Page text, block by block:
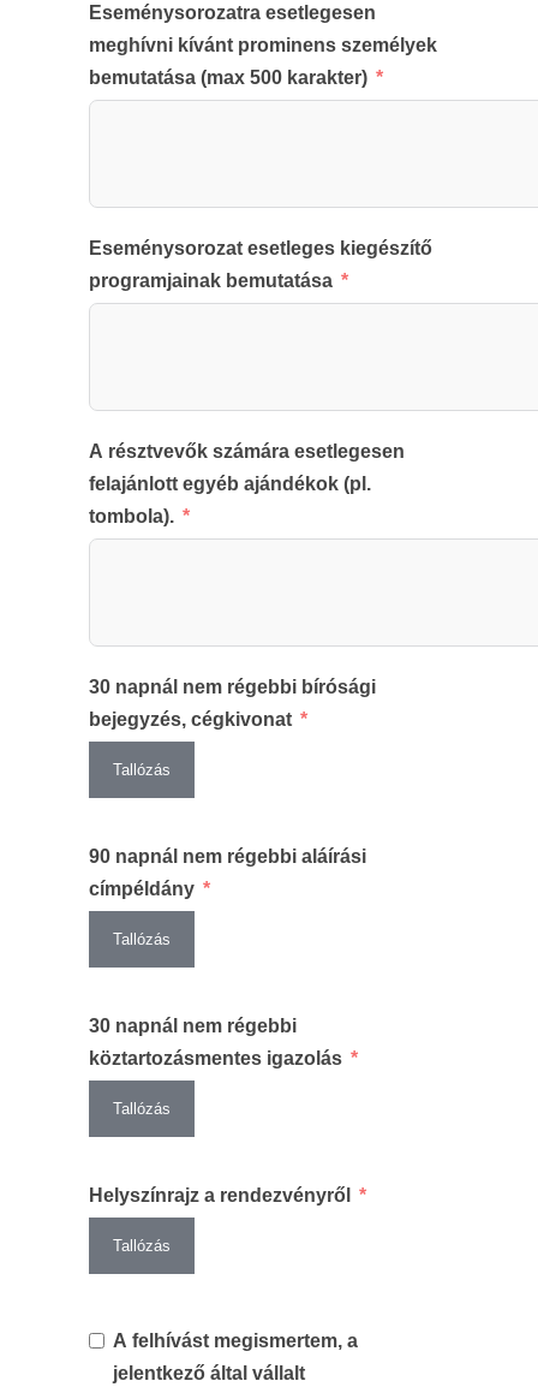
Eseménysorozatra esetlegesen
meghívni kívánt prominens személyek
bemutatása (max 500 karakter)
Eseménysorozat esetleges kiegészítő
programjainak bemutatása
A résztvevők számára esetlegesen
felajánlott egyéb ajándékok (pl.
tombola).
30 napnál nem régebbi bírósági
bejegyzés, cégkivonat
Tallózás
90 napnál nem régebbi aláírási
címpéldány
Tallózás
30 napnál nem régebbi
köztartozásmentes igazolás
Tallózás
Helyszínrajz a rendezvényről
Tallózás
A felhívást megismertem, a
jelentkező által vállalt